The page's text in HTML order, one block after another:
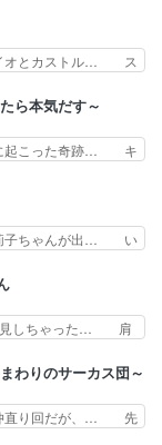
恋太郎ファミリ
役で出演いたしま
スの市原… 遼河は
イプの… 4つのス
、遼河… 村正はそん
ドあ… 気持ちよくし
予言で正体がバレ
正の墓、アニメで
イオとカストル… ス
制御が出… 椋鳥の
ない？… キングコ
ルデ… スピカ・イ
せ。… 有り余るパワ
イキりカストルは
の世界への突入と
ら本気だす～
に起こった奇跡… キ
とエリナ… 悪魔の
番重要… ゼニスも
進んで… 第５話を
に… クリフとエリ
ルーデウスにシル
れ離れになったり
莉子ちゃんが出… い
… テンポの良いボ
この作品、ストー
で机に向かってる
姉ちゃんと話せ
するかのように3
様探しが本格的
見しちゃった… 肩
を助けよう… 類の面
とでも… 源くんを
出来事… 源くん、甘
ラブ… 糸ちゃんのま
わりのサーカス団～
仲直り回だが、… 先